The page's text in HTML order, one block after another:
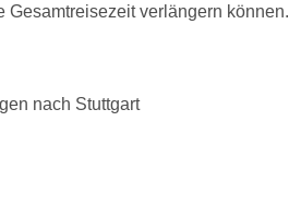
verlängern können.
nach Stuttgart